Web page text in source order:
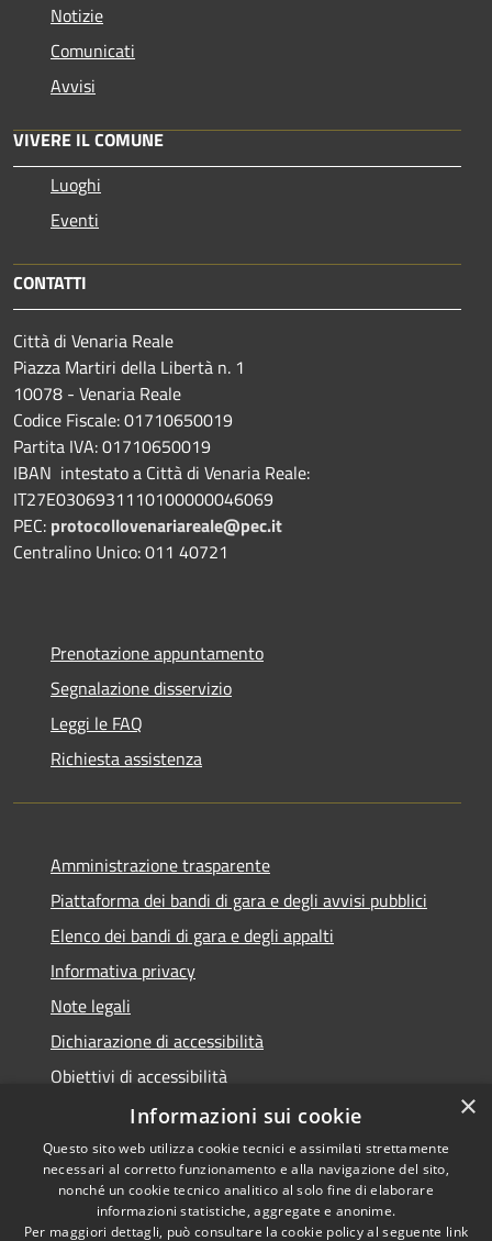
Notizie
Comunicati
Avvisi
VIVERE IL COMUNE
Luoghi
Eventi
CONTATTI
Città di Venaria Reale
Piazza Martiri della Libertà n. 1
10078 - Venaria Reale
Codice Fiscale: 01710650019
Partita IVA: 01710650019
IBAN intestato a Città di Venaria Reale:
IT27E0306931110100000046069
PEC: protocollovenariareale@pec.it
Centralino Unico: 011 40721
Prenotazione appuntamento
Segnalazione disservizio
Leggi le FAQ
Richiesta assistenza
Amministrazione trasparente
Piattaforma dei bandi di gara e degli avvisi pubblici
Elenco dei bandi di gara e degli appalti
Informativa privacy
Note legali
Dichiarazione di accessibilità
Obiettivi di accessibilità
Accessibilità
×
Informazioni sui cookie
Questo sito web utilizza cookie tecnici e assimilati strettamente
necessari al corretto funzionamento e alla navigazione del sito,
nonché un cookie tecnico analitico al solo fine di elaborare
informazioni statistiche, aggregate e anonime.
Per maggiori dettagli, può consultare la cookie policy al seguente link